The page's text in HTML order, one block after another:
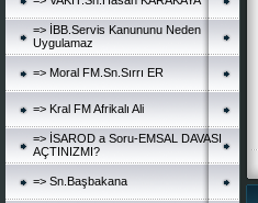
=> İBB.Servis Kanununu Neden
Uygulamaz
=> Moral FM.Sn.Sırrı ER
=> Kral FM Afrikalı Ali
=> İSAROD a Soru-EMSAL DAVASI
AÇTINIZMI?
=> Sn.Başbakana